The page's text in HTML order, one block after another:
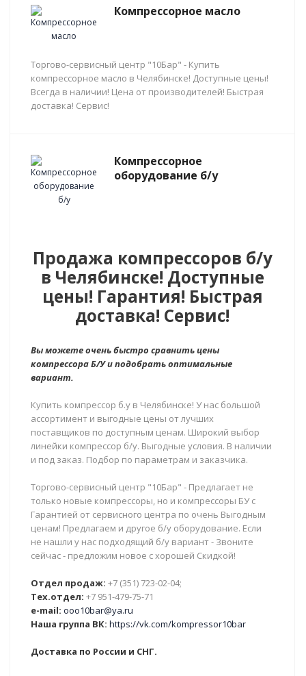
Компрессорное масло
Торгово-сервисный центр "10Бар" - Купить
компрессорное масло в Челябинске! Доступные цены!
Всегда в наличии! Цена от производителей! Быстрая
доставка! Сервис!
Компрессорное
оборудование б/у
Продажа компрессоров б/у
в Челябинске! Доступные
цены! Гарантия! Быстрая
доставка! Сервис!
Вы можете очень быстро сравнить цены
компрессора Б/У и подобрать оптимальные
вариант.
Купить компрессор б.у в Челябинске! У нас большой
ассортимент и выгодные цены от лучших
поставщиков по доступным ценам. Широкий выбор
линейки компрессор б/у. Выгодные условия. В наличии
и под заказ. Подбор по параметрам и заказчика.
Торгово-сервисный центр "10Бар" - Предлагает не
только новые компрессоры, но и компрессоры БУ с
Гарантией от сервисного центра по очень Выгодным
ценам! Предлагаем и другое б/у оборудование. Если
не нашли у нас подходящий б/у вариант - Звоните
сейчас - предложим новое с хорошей Скидкой!
Отдел продаж: +7 (351) 723-02-04;
Тех.отдел: +7 951-479-75-71
e-mail: ooo10bar@ya.ru
Наша группа ВК: https://vk.com/kompressor10bar
Доставка по России и СНГ.